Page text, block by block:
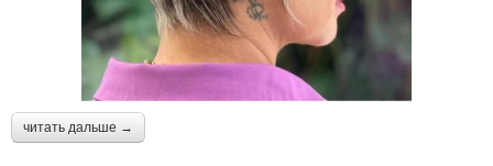
читать дальше →